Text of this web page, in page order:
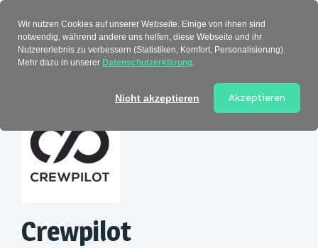
Crewpilot
Wir nutzen Cookies auf unserer Webseite. Einige von ihnen sind
notwendig, während andere uns helfen, diese Webseite und ihr
Nutzererlebnis zu verbessern (Statistiken, Komfort, Personalisierung).
Mehr dazu in unserer Datenschutzerklärung.
Nicht akzeptieren Akzeptieren